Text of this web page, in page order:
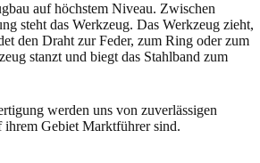
auf höchstem Niveau. Zwischen
steht das Werkzeug. Das Werkzeug zieht,
den Draht zur Feder, zum Ring oder zum
stanzt und biegt das Stahlband zum
werden uns von zuverlässigen
ihrem Gebiet Marktführer sind.